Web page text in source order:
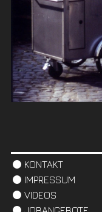
KONTAKT
IMPRESSUM
VIDEOS